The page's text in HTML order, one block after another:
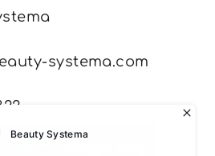
systema.com